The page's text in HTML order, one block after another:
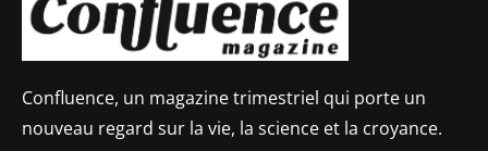
Confluence, un magazine trimestriel qui porte un
nouveau regard sur la vie, la science et la croyance.